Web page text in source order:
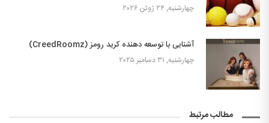
چهارشنبه, ۲۴ ژوئن ۲۰۲۶
آشنایی با توسعه دهنده کرید رومز (CreedRoomz)
چهارشنبه, ۳۱ دسامبر ۲۰۲۵
مطالب مرتبط